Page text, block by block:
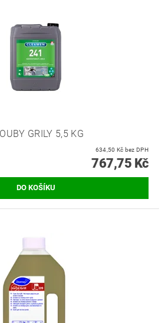
GRILY 5,5 KG
634,50 Kč bez DPH
767,75 Kč